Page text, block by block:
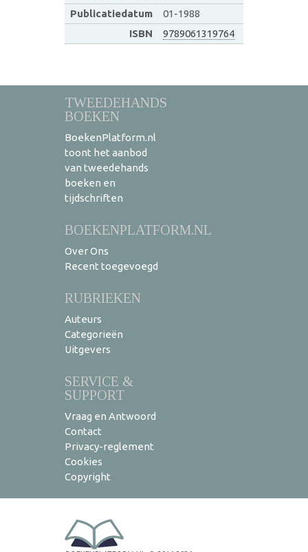
Publicatiedatum
01-1988
ISBN
9789061319764
TWEEDEHANDS
BOEKEN
BoekenPlatform.nl
toont het aanbod
van tweedehands
boeken en
tijdschriften
BOEKENPLATFORM.NL
Over Ons
Recent toegevoegd
RUBRIEKEN
Auteurs
Categorieën
Uitgevers
SERVICE &
SUPPORT
Vraag en Antwoord
Contact
Privacy-reglement
Cookies
Copyright